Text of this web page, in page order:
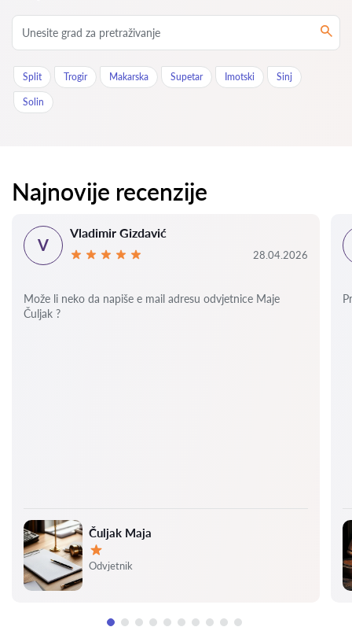
Split Trogir Makarska Supetar Imotski Sinj
Solin
Najnovije recenzije
Čuljak Maja
Ocjena:
Odvjetnik
V
Vladimir Gizdavić
28.04.2026
Može li neko da napiše e mail adresu odvjetnice Maje
Čuljak ?